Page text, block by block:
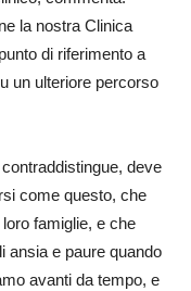
la nostra Clinica
di riferimento a
un ulteriore percorso
deve
come questo, che
famiglie, e che
ansia e paure quando
avanti da tempo, e